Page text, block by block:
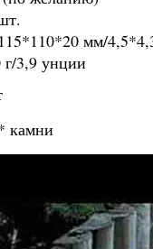
мм/
3,9 унции
камни